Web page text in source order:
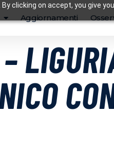
clicking on accept, you give
Aggiornamenti